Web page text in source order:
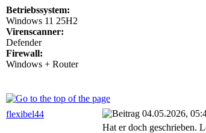
Betriebssystem:
Windows 11 25H2
Virenscanner:
Defender
Firewall:
Windows + Router
flexibel44 04.05.2026,
Hat er doch geschrieben.